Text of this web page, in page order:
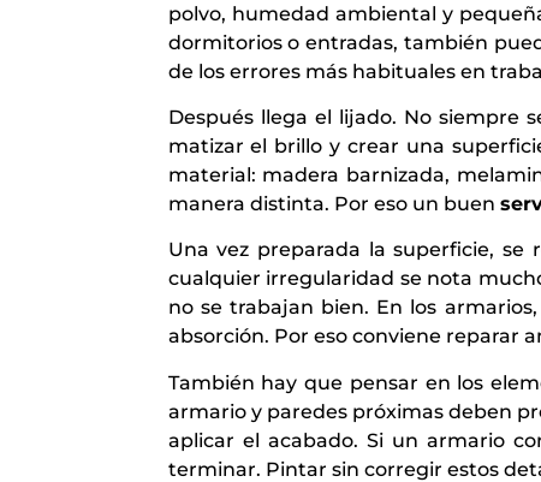
polvo, humedad ambiental y
dormitorios o entradas, también
de los errores más habituales en
Después llega el lijado. No siempre
matizar el brillo y crear una
material: madera barnizada,
manera distinta. Por eso un buen
Una vez preparada la superficie, se
cualquier irregularidad se nota
no se trabajan bien. En los
absorción. Por eso conviene reparar
También hay que pensar en los
armario y paredes próximas deben
aplicar el acabado. Si un armario
terminar. Pintar sin corregir estos